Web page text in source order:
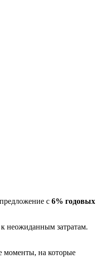
с 6% годовых
неожиданным затратам.
моменты, на которые